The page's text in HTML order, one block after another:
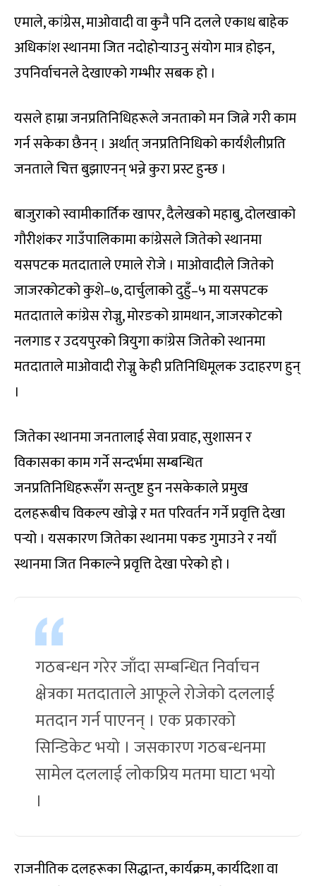
एमाले, कांग्रेस, माओवादी वा कुनै पनि दलले एकाध बाहेक
अधिकांश स्थानमा जित नदोहोर्‍याउनु संयोग मात्र होइन,
उपनिर्वाचनले देखाएको गम्भीर सबक हो ।
यसले हाम्रा जनप्रतिनिधिहरूले जनताको मन जित्ने गरी काम
गर्न सकेका छैनन् । अर्थात् जनप्रतिनिधिको कार्यशैलीप्रति
जनताले चित्त बुझाएनन् भन्ने कुरा प्रस्ट हुन्छ ।
बाजुराको स्वामीकार्तिक खापर, दैलेखको महाबु, दोलखाको
गौरीशंकर गाउँपालिकामा कांग्रेसले जितेको स्थानमा
यसपटक मतदाताले एमाले रोजे । माओवादीले जितेको
जाजरकोटको कुशे–७, दार्चुलाको दुहुँ–५ मा यसपटक
मतदाताले कांग्रेस रोज्नु, मोरङको ग्रामथान, जाजरकोटको
नलगाड र उदयपुरको त्रियुगा कांग्रेस जितेको स्थानमा
मतदाताले माओवादी रोज्नु केही प्रतिनिधिमूलक उदाहरण हुन्
।
जितेका स्थानमा जनतालाई सेवा प्रवाह, सुशासन र
विकासका काम गर्ने सन्दर्भमा सम्बन्धित
जनप्रतिनिधिहरूसँग सन्तुष्ट हुन नसकेकाले प्रमुख
दलहरूबीच विकल्प खोज्ने र मत परिवर्तन गर्ने प्रवृत्ति देखा
पर्‍यो । यसकारण जितेका स्थानमा पकड गुमाउने र नयाँ
स्थानमा जित निकाल्ने प्रवृत्ति देखा परेको हो ।
गठबन्धन गरेर जाँदा सम्बन्धित निर्वाचन
क्षेत्रका मतदाताले आफूले रोजेको दललाई
मतदान गर्न पाएनन् । एक प्रकारको
सिन्डिकेट भयो । जसकारण गठबन्धनमा
सामेल दललाई लोकप्रिय मतमा घाटा भयो
।
राजनीतिक दलहरूका सिद्धान्त, कार्यक्रम, कार्यदिशा वा